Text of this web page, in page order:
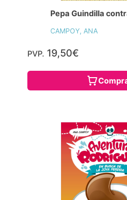
Pepa Guindilla
CAMPOY, ANA
PVP. 19,50€